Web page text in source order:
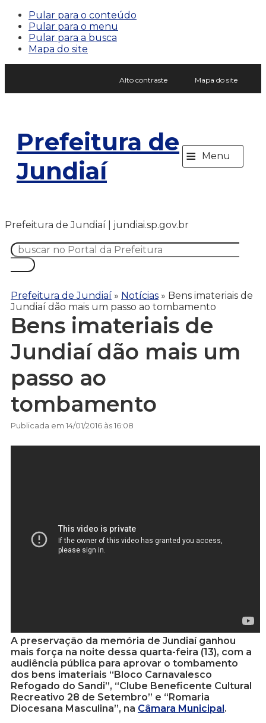
Pular para o conteúdo
Pular para o menu
Pular para a busca
Mapa do site
Alto contraste Mapa do site
Prefeitura de
Jundiaí
≡ Menu
Prefeitura de Jundiaí | jundiai.sp.gov.br
Prefeitura de Jundiaí » Notícias » Bens imateriais de
Jundiaí dão mais um passo ao tombamento
Bens imateriais de
Jundiaí dão mais um
passo ao
tombamento
Publicada em 14/01/2016 às 16:08
A preservação da memória de Jundiaí ganhou
mais força na noite dessa quarta-feira (13), com a
audiência pública para aprovar o tombamento
dos bens imateriais “Bloco Carnavalesco
Refogado do Sandi”, “Clube Beneficente Cultural
Recreativo 28 de Setembro” e “Romaria
Diocesana Masculina”, na Câmara Municipal.